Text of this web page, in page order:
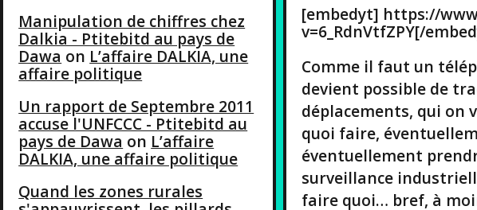
Manipulation de chiffres chez
Dalkia - Ptitebitd au pays de
Dawa on L’affaire DALKIA, une
affaire politique
Un rapport de Septembre 2011
accuse l'UNFCCC - Ptitebitd au
pays de Dawa on L’affaire
DALKIA, une affaire politique
Quand les zones rurales
[embedyt] https://
v=6_RdnVtfZPY[/
Comme il faut un
devient possible de
déplacements, qui on
quoi faire,
éventuellement
surveillance
faire quoi… bref, à